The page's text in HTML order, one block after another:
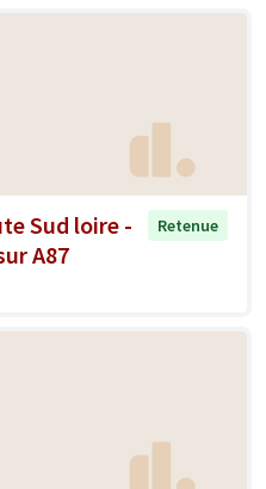
Sud loire -
A87
Retenue